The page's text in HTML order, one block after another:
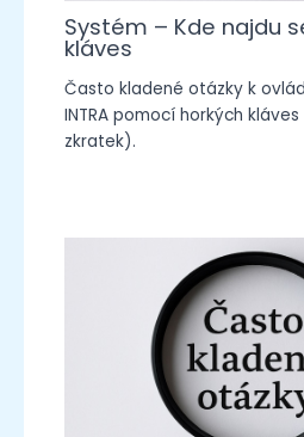
Systém – Kde najdu
kláves
Často kladené otázky k
INTRA pomocí horkých
zkratek).